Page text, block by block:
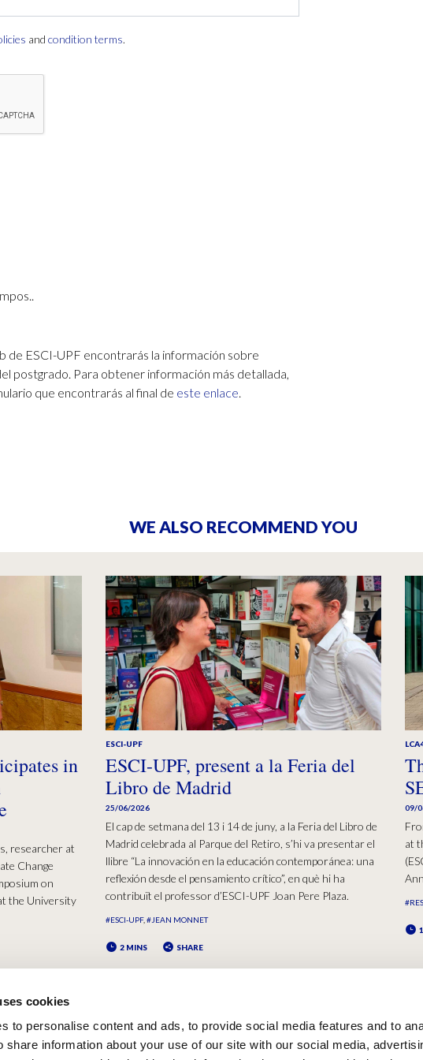
cookies
to personalise content and ads, to provide social media features and to
share information about your use of our site with our social media,
and condition terms.
de ESCI-UPF encontrarás la información sobre
postgrado. Para obtener información más detallada,
que encontrarás al final de este enlace
WE ALSO RECOMMEND YOU
in
researcher at
Change
on
the University
ESCI-UPF
ESCI-UPF, present a la Feria del
Libro de Madrid
25/06/2026
El cap de setmana del 13 i 14 de juny, a la Feria del Libro de
Madrid celebrada al Parque del Retiro, s’hi va presentar el
llibre “La innovación en la educación contemporánea: una
reflexión desde el pensamiento crítico”, en què hi ha
contribuït el professor d’ESCI-UPF Joan Pere Plaza.
#ESCI-UPF #JEAN MONNET
2 MINS SHARE
09/
at